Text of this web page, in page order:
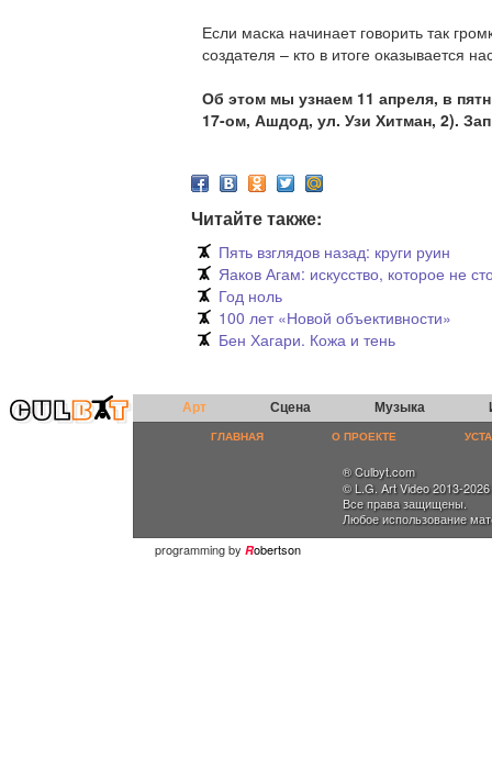
Если маска начинает говорить так
создателя – кто в итоге оказывается
Об этом мы узнаем 11 апреля, в
17-ом, Ашдод, ул. Узи Хитман, 2).
Читайте также:
Пять взглядов назад: круги руин
Яаков Агам: искусство, которое не
Год ноль
100 лет «Новой объективности»
Бен Хагари. Кожа и тень
Арт Сцена Музыка
ГЛАВНАЯ О ПРОЕКТЕ
® Culbyt.com
© L.G. Art Video 2013-2026
Все права защищены.
Любое использование
programming by Robertson